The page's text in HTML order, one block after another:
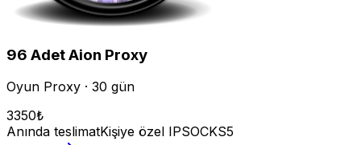
96 AdetAion Proxy
Oyun Proxy · 30 gün
3350₺
Anında teslimatKişiye özel IPSOCKS5